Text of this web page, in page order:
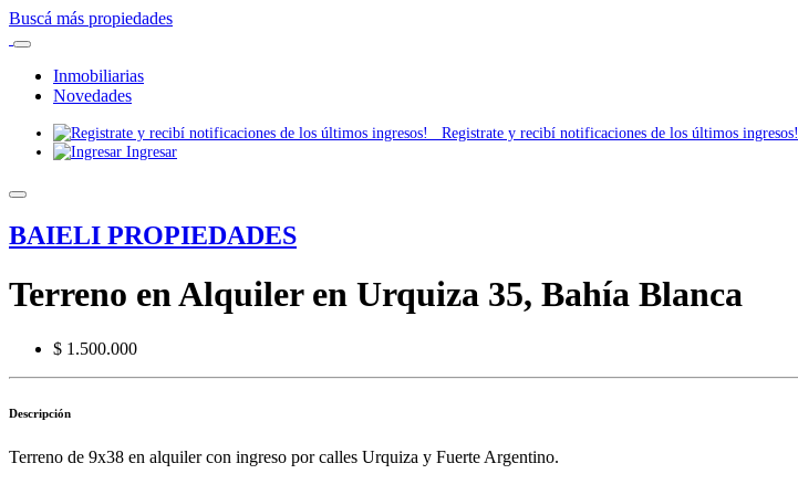
Buscá más propiedades
Inmobiliarias
Novedades
Registrate y recibí notificaciones de los últimos ingresos!
Ingresar
BAIELI PROPIEDADES
Terreno en Alquiler en Urquiza 35, Bahía Blanca
$ 1.500.000
Descripción
Terreno de 9x38 en alquiler con ingreso por calles Urquiza y Fuerte Argentino.